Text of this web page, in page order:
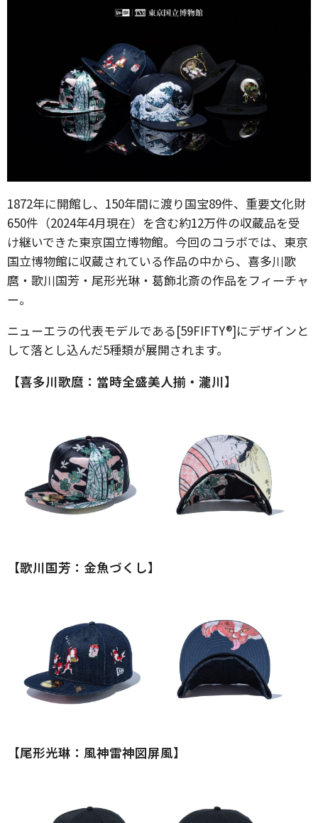
1872年に開館し、150年間に渡り国宝89件、重要文化財
650件（2024年4月現在）を含む約12万件の収蔵品を受
け継いできた東京国立博物館。今回のコラボでは、東京
国立博物館に収蔵されている作品の中から、喜多川歌
麿・歌川国芳・尾形光琳・葛飾北斎の作品をフィーチャ
ー。
ニューエラの代表モデルである[59FIFTY®]にデザインと
して落とし込んだ5種類が展開されます。
【喜多川歌麿：當時全盛美人揃・瀧川】
【歌川国芳：金魚づくし】
【尾形光琳：風神雷神図屏風】